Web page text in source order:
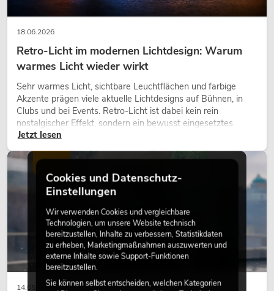
18.06.2026
Retro-Licht im modernen Lichtdesign: Warum
warmes Licht wieder wirkt
Sehr warmes Licht, sichtbare Leuchtflächen und farbige
Akzente prägen viele aktuelle Lichtdesigns auf Bühnen, in
Clubs und bei Events. Retro-Licht ist dabei kein rein
nostalgischer Effekt, sondern ein bewusst eingesetztes
Gestaltungsmittel: Es schafft Atmosphäre, gibt Szenen
wirken lassen.
Jetzt lesen
14.05.2026
LICHT
Cookies und Datenschutz-
Einstellungen
Wir verwenden Cookies und vergleichbare
Technologien, um unsere Website technisch
bereitzustellen, Inhalte zu verbessern, Statistikdaten
zu erheben, Marketingmaßnahmen auszuwerten und
externe Inhalte sowie Support-Funktionen
bereitzustellen.
Sie können selbst entscheiden, welchen Kategorien